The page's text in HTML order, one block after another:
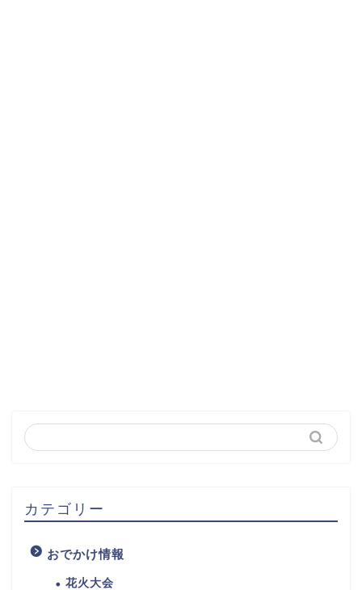
カテゴリー
おでかけ情報
花火大会